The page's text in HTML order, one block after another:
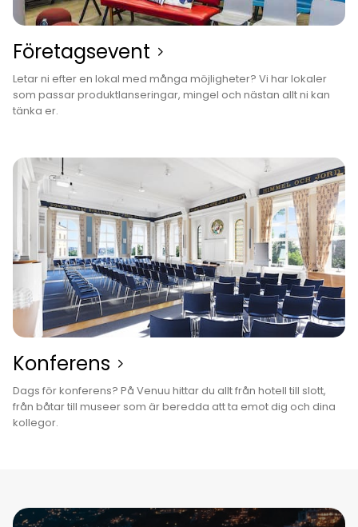
Företagsevent
Letar ni efter en lokal med många möjligheter? Vi har lokaler
som passar produktlanseringar, mingel och nästan allt ni kan
tänka er.
Konferens
Dags för konferens? På Venuu hittar du allt från hotell till slott,
från båtar till museer som är beredda att ta emot dig och dina
kollegor.